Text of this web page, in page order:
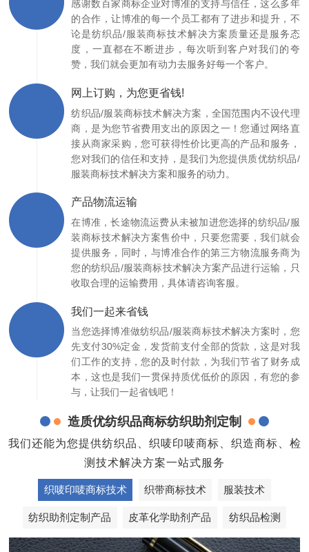
感谢数百家商标企业对博准的支持与信任，这么多年
的合作，让博准的每一个员工都有了进步和提升，不
论是纺织品/服装商标技术解决方案质量还是服务态
度，一直都在不断进步，每次听到客户对我们的夸
赞，我们就会更加有动力去服务好每一个客户。
网上订购，为您更省钱!
纺织品/服装商标技术解决方案，全国范围内不设代理
商，是为您节省费用支出的原因之一！您通过网络直
接从商家采购，您可获得性价比更高的产品和服务，
您对我们的信任和支持，是我们为您提供质优纺织品/
服装商标技术解决方案和服务的动力。
产品物流运输
在博准，长途物流运费从未被加进您选择的纺织品/服
装商标技术解决方案售价中，只要您需要，我们就会
提供服务，同时，与博准合作的第三方物流服务商为
您的纺织品/服装商标技术解决方案产品进行运输，只
收取合理的运输费用，具体请咨询客服。
我们一起来省钱
当您选择博准做纺织品/服装商标技术解决方案时，您
先支付30%定金，发货前支付全部的货款，这是对我
们工作的支持，您的及时付款，为我们节省了财务成
本，这也是我们一贯保持质优低价的原因，有您的参
与，让我们一起省钱吧！
造质优纺织品商标纺织助剂定制
我们还能为您提供纺织品、织唛印唛商标、织造商标、检
测技术解决方案一站式服务
织唛印唛商标技术 织带商标技术 服装技术
纺织助剂定制产品 皮革化学助剂产品 纺织品检测